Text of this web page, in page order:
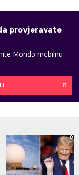
provjeravate
Mondo mobilnu
0